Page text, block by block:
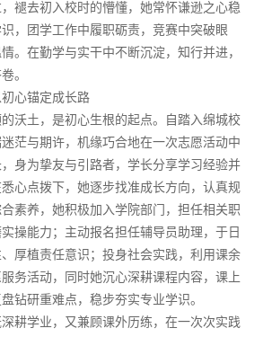
褪去初入校时的懵懂，她常怀谦逊之心稳
，团学工作中履职砺责，竞赛中突破眼
。在勤学与实干中不断沉淀，知行并进，
。
心锚定成长路
沃土，是初心生根的起点。自踏入绵城校
茫与期许，机缘巧合地在一次志愿活动中
身为挚友与引路者，学长分享学习经验并
心点拨下，她逐步找准成长方向，认真规
素养，她积极加入学院部门，担任相关职
操能力；主动报名担任辅导员助理，于日
厚植责任意识；投身社会实践，利用课余
务活动，同时她沉心深耕课程内容，课上
钻研重难点，稳步夯实专业学识。
耕学业，又兼顾课外历练，在一次次实践